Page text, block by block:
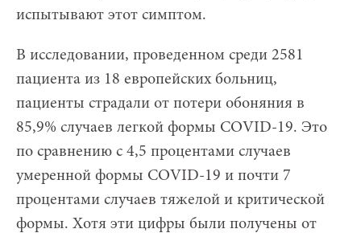
испытывают этот симптом.
В исследовании, проведенном среди 2581
пациента из 18 европейских больниц,
пациенты страдали от потери обоняния в
85,9% случаев легкой формы COVID-19. Это
по сравнению с 4,5 процентами случаев
умеренной формы COVID-19 и почти 7
процентами случаев тяжелой и критической
формы. Хотя эти цифры были получены от